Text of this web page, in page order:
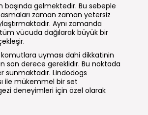
başında gelmektedir. Bu sebeple
zaman zaman yetersiz
Aynı zamanda
vücuda dağılarak büyük bir
uyması dahi dikkatinin
son derece gereklidir. Bu noktada
sunmaktadır. Lindodogs
ile mükemmel bir set
deneyimleri için özel olarak